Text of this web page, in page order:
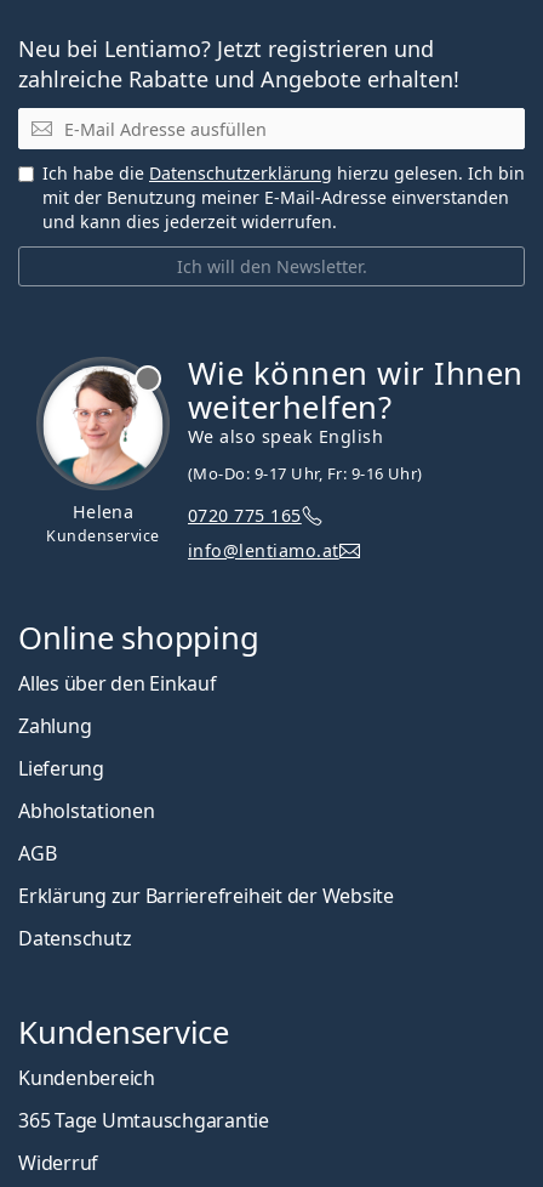
Neu bei Lentiamo? Jetzt registrieren und
zahlreiche Rabatte und Angebote erhalten!
E-Mail
Ich will den Newsletter.
Ich habe die Datenschutzerklärung hierzu gelesen. Ich bin
mit der Benutzung meiner E-Mail-Adresse einverstanden
und kann dies jederzeit widerrufen.
Helena
Kundenservice
Wie können wir Ihnen
weiterhelfen?
We also speak English
(Mo-Do: 9-17 Uhr, Fr: 9-16 Uhr)
0720 775 165
info@lentiamo.at
Online shopping
Alles über den Einkauf
Zahlung
Lieferung
Abholstationen
AGB
Erklärung zur Barrierefreiheit der Website
Datenschutz
Kundenservice
Kundenbereich
365 Tage Umtauschgarantie
Widerruf